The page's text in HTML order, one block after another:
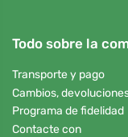
Todo sobre la
Transporte y pago
Cambios,
Programa de fidelidad
Contacte con